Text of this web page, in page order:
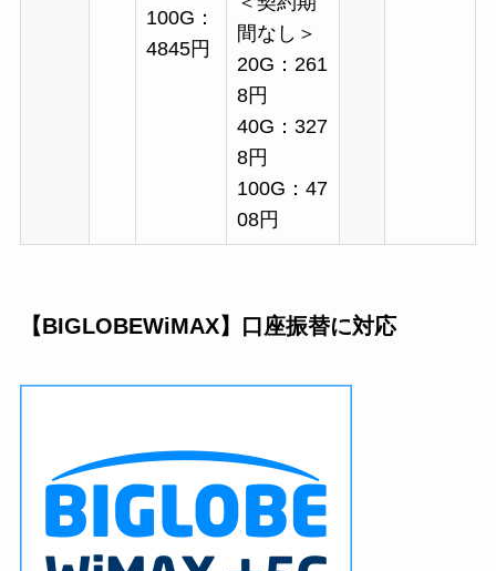
100G：
4845円
間なし＞
20G：261
8円
40G：327
8円
100G：47
08円
【BIGLOBEWiMAX】口座振替に対応